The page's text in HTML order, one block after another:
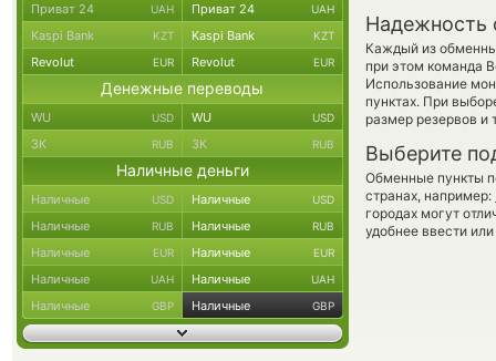
Надежность
Каждый из
при этом команда
Использование
пунктах. При
размер резервов и
Выберите
Обменные пункты
странах, например:
городах могут
удобнее ввести
Приват 24 UAH Приват 24 UAH
Kaspi Bank KZT Kaspi Bank KZT
Revolut EUR Revolut EUR
Денежные переводы
WU USD WU USD
ЗК RUB ЗК RUB
Наличные деньги
Наличные USD Наличные USD
Наличные RUB Наличные RUB
Наличные EUR Наличные EUR
Наличные UAH Наличные UAH
Наличные GBP Наличные GBP